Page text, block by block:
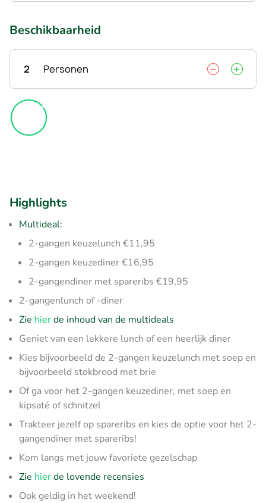
Beschikbaarheid
2 Personen
Highlights
Multideal:
2-gangen keuzelunch €11,95
2-gangen keuzediner €16,95
2-gangendiner met spareribs €19,95
2-gangenlunch of -diner
Zie hierde inhoud van de multideals
Geniet van een lekkere lunch of een heerlijk diner
Kies bijvoorbeeld de 2-gangen keuzelunch met soep en
bijvoorbeeld stokbrood met brie
Of ga voor het 2-gangen keuzediner, met soep en
kipsaté of schnitzel
Trakteer jezelf op spareribs en kies de optie voor het 2-
gangendiner met spareribs!
Kom langs met jouw favoriete gezelschap
Zie hierde lovende recensies
Ook geldig in het weekend!